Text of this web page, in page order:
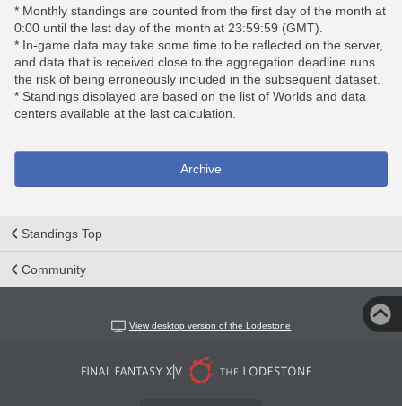
* Monthly standings are counted from the first day of the month at
0:00 until the last day of the month at 23:59:59 (GMT).
* In-game data may take some time to be reflected on the server,
and data that is received close to the aggregation deadline runs
the risk of being erroneously included in the subsequent dataset.
* Standings displayed are based on the list of Worlds and data
centers available at the last calculation.
Archive
Standings Top
Community
View desktop version of the Lodestone